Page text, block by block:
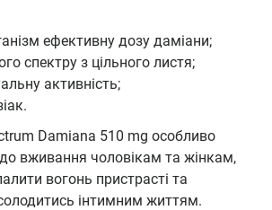
ефективну дозу даміани;
спектру з цільного листя;
активність;
Damiana 510 mg особливо
вживання чоловікам та жінкам,
вогонь пристрасті та
інтимним життям.